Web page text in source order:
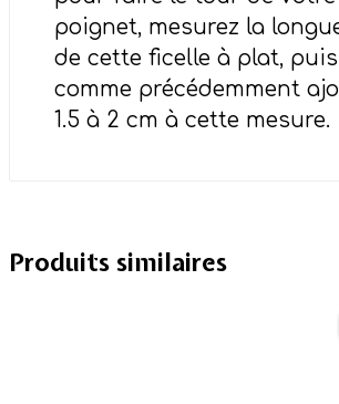
poignet, mesurez la
de cette ficelle à plat, puis
comme précédemment
1.5 à 2 cm à cette mesure.
Produits similaires